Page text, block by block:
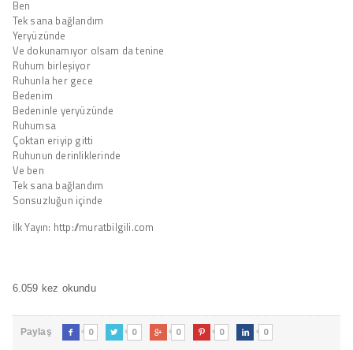
Ben
Tek sana bağlandım
Yeryüzünde
Ve dokunamıyor olsam da tenine
Ruhum birleşiyor
Ruhunla her gece
Bedenim
Bedeninle yeryüzünde
Ruhumsa
Çoktan eriyip gitti
Ruhunun derinliklerinde
Ve ben
Tek sana bağlandım
Sonsuzluğun içinde
İlk Yayın: http://muratbilgili.com
6.059 kez okundu
Paylaş  0  0  0  0  0